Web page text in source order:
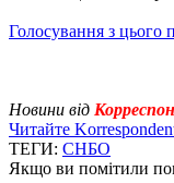
Голосування з цього
Новини від
Читайте
ТЕГИ: СНБО
Якщо ви помітили